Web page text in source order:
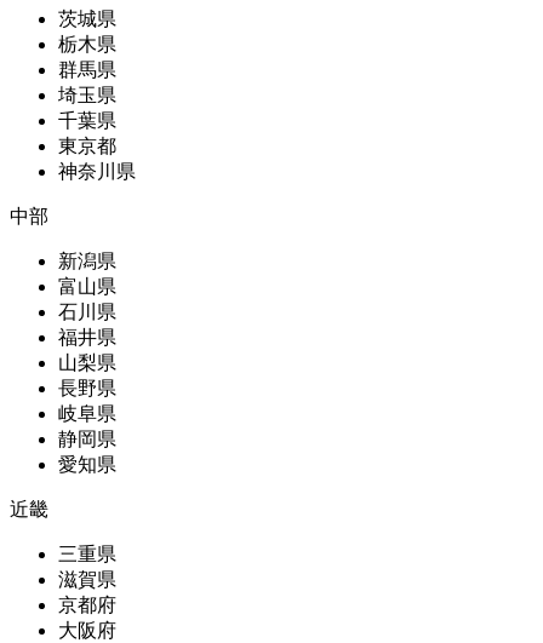
茨城県
栃木県
群馬県
埼玉県
千葉県
東京都
神奈川県
中部
新潟県
富山県
石川県
福井県
山梨県
長野県
岐阜県
静岡県
愛知県
近畿
三重県
滋賀県
京都府
大阪府